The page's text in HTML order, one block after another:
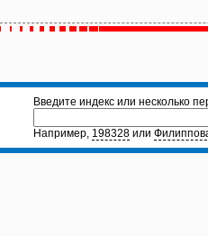
Введите индекс или несколько
Например, 198328 или